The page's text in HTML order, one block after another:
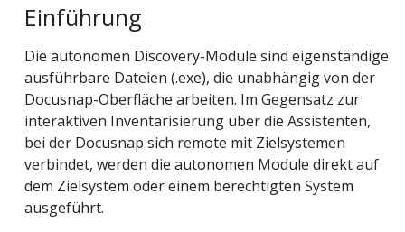
Einführung
Die autonomen Discovery-Module sind eigenständige
ausführbare Dateien (.exe), die unabhängig von der
Docusnap-Oberfläche arbeiten. Im Gegensatz zur
interaktiven Inventarisierung über die Assistenten,
bei der Docusnap sich remote mit Zielsystemen
verbindet, werden die autonomen Module direkt auf
dem Zielsystem oder einem berechtigten System
ausgeführt.